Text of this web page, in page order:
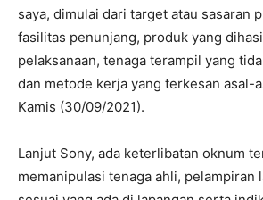
saya, dimulai dari target atau sasaran
fasilitas penunjang, produk yang
pelaksanaan, tenaga terampil yang
dan metode kerja yang terkesan asal-
Kamis (30/09/2021).
Lanjut Sony, ada keterlibatan oknum
memanipulasi tenaga ahli, pelampiran